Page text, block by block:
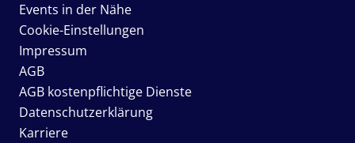
Events in der Nähe
Cookie-Einstellungen
Impressum
AGB
AGB kostenpflichtige Dienste
Datenschutzerklärung
Karriere